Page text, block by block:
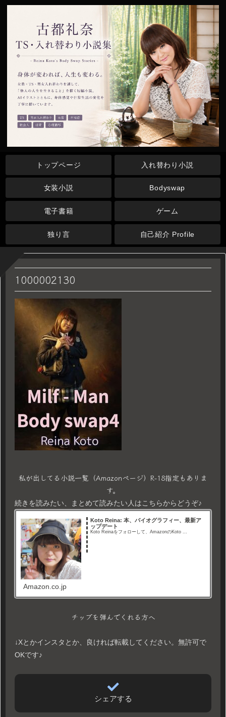
トップページ 入れ替わり小説
女装小説 Bodyswap
電子書籍 ゲーム
独り言 自己紹介 Profile
1000002130
私が出してる小説一覧（Amazonページ）R-18指定もありま
す。
続きを読みたい、まとめて読みたい人はこちらからどうぞ♪
Koto Reina: 本、バイオグラフィー、最新ア
ップデート
Koto Reinaをフォローして、AmazonのKoto ...
Amazon.co.jp
チップを弾んでくれる方へ
↓Xとかインスタとか、良ければ転載してください。無許可で
OKです♪
シェアする